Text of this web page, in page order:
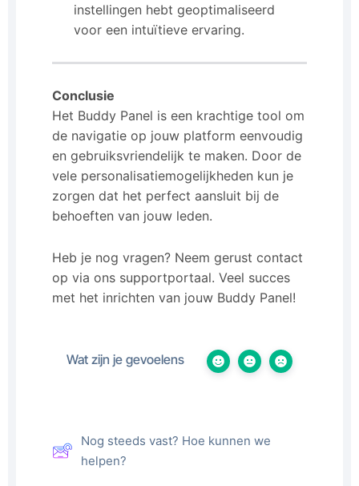
instellingen hebt geoptimaliseerd
voor een intuïtieve ervaring.
Conclusie
Het Buddy Panel is een krachtige tool om
de navigatie op jouw platform eenvoudig
en gebruiksvriendelijk te maken. Door de
vele personalisatiemogelijkheden kun je
zorgen dat het perfect aansluit bij de
behoeften van jouw leden.
Heb je nog vragen? Neem gerust contact
op via ons supportportaal. Veel succes
met het inrichten van jouw Buddy Panel!
Wat zijn je gevoelens
Nog steeds vast? Hoe kunnen we
helpen?